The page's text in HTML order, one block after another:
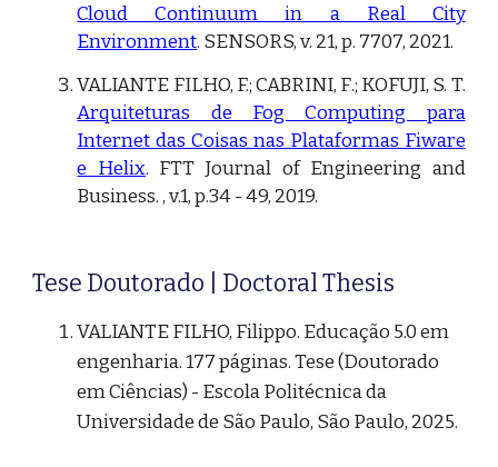
Cloud Continuum in a Real City
Environment. SENSORS, v. 21, p. 7707, 2021.
VALIANTE FILHO, F.; CABRINI, F.; KOFUJI, S. T.
Arquiteturas de Fog Computing para
Internet das Coisas nas Plataformas Fiware
e Helix. FTT Journal of Engineering and
Business. , v.1, p.34 - 49, 2019.
Tese Doutorado | Doctoral Thesis
VALIANTE FILHO, Filippo. Educação 5.0 em
engenharia. 177 páginas. Tese (Doutorado
em Ciências) - Escola Politécnica da
Universidade de São Paulo, São Paulo, 2025.